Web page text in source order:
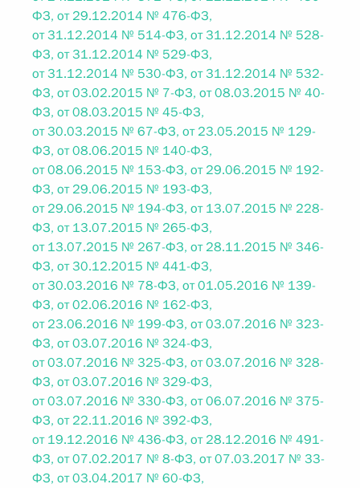
ФЗ, от 29.12.2014 № 476-ФЗ,
от 31.12.2014 № 514-ФЗ, от 31.12.2014 № 528-
ФЗ, от 31.12.2014 № 529-ФЗ,
от 31.12.2014 № 530-ФЗ, от 31.12.2014 № 532-
ФЗ, от 03.02.2015 № 7-ФЗ, от 08.03.2015 № 40-
ФЗ, от 08.03.2015 № 45-ФЗ,
от 30.03.2015 № 67-ФЗ, от 23.05.2015 № 129-
ФЗ, от 08.06.2015 № 140-ФЗ,
от 08.06.2015 № 153-ФЗ, от 29.06.2015 № 192-
ФЗ, от 29.06.2015 № 193-ФЗ,
от 29.06.2015 № 194-ФЗ, от 13.07.2015 № 228-
ФЗ, от 13.07.2015 № 265-ФЗ,
от 13.07.2015 № 267-ФЗ, от 28.11.2015 № 346-
ФЗ, от 30.12.2015 № 441-ФЗ,
от 30.03.2016 № 78-ФЗ, от 01.05.2016 № 139-
ФЗ, от 02.06.2016 № 162-ФЗ,
от 23.06.2016 № 199-ФЗ, от 03.07.2016 № 323-
ФЗ, от 03.07.2016 № 324-ФЗ,
от 03.07.2016 № 325-ФЗ, от 03.07.2016 № 328-
ФЗ, от 03.07.2016 № 329-ФЗ,
от 03.07.2016 № 330-ФЗ, от 06.07.2016 № 375-
ФЗ, от 22.11.2016 № 392-ФЗ,
от 19.12.2016 № 436-ФЗ, от 28.12.2016 № 491-
ФЗ, от 07.02.2017 № 8-ФЗ, от 07.03.2017 № 33-
ФЗ, от 03.04.2017 № 60-ФЗ,